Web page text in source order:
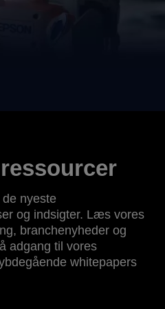
nyeste
og indsigter. Læs vores
branchenyheder og
adgang til vores
whitepapers